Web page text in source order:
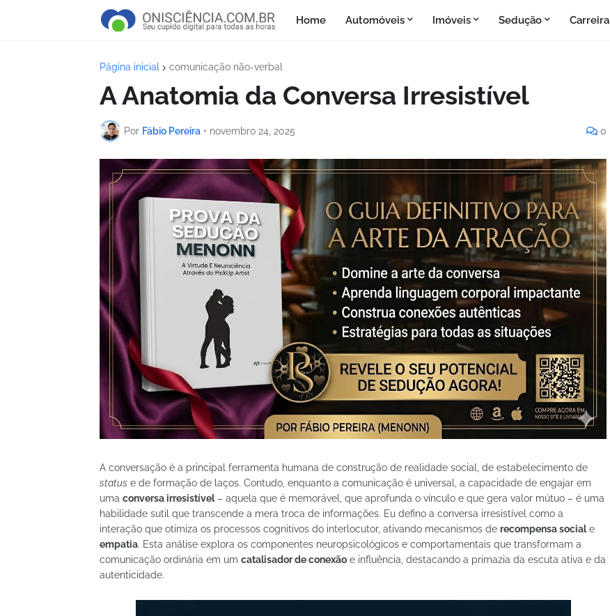
Home Automóveis Imóveis Sedução Carreira
Página inicial comunicação não-verbal
A Anatomia da Conversa Irresistível
Por Fábio Pereira • novembro 24, 2025 0
A conversação é a principal ferramenta humana de construção de realidade social, de estabelecimento de
status e de formação de laços. Contudo, enquanto a comunicação é universal, a capacidade de engajar em
uma conversa irresistível– aquela que é memorável, que aprofunda o vínculo e que gera valor mútuo – é uma
habilidade sutil que transcende a mera troca de informações. Eu defino a conversa irresistível como a
interação que otimiza os processos cognitivos do interlocutor, ativando mecanismos de recompensa sociale
empatia. Esta análise explora os componentes neuropsicológicos e comportamentais que transformam a
comunicação ordinária em um catalisador de conexão e influência, destacando a primazia da escuta ativa e da
autenticidade.